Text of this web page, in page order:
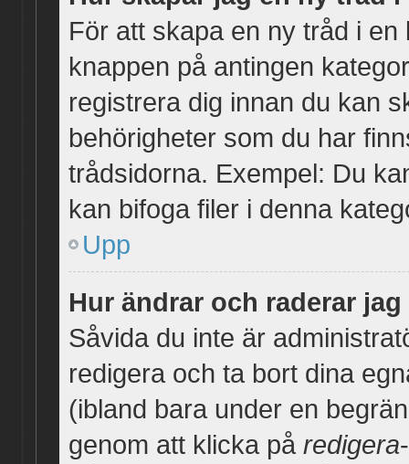
För att skapa en ny tråd i
knappen på antingen
registrera dig innan du kan
behörigheter som du har
trådsidorna. Exempel: Du
kan bifoga filer i denna
Upp
Hur ändrar och raderar
Såvida du inte är
redigera och ta bort dina
(ibland bara under en
genom att klicka på redigera